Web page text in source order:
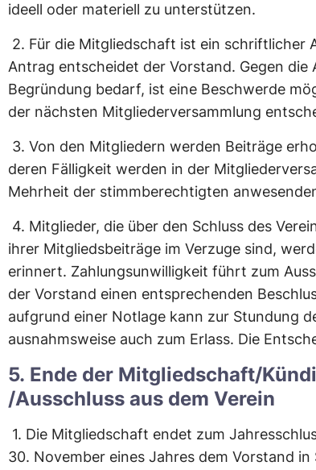
ideell oder materiell zu unterstützen.
2. Für die Mitgliedschaft ist ein schriftlicher
Antrag entscheidet der Vorstand. Gegen die
Begründung bedarf, ist eine Beschwerde
der nächsten Mitgliederversammlung
3. Von den Mitgliedern werden Beiträge
deren Fälligkeit werden in der
Mehrheit der stimmberechtigten
4. Mitglieder, die über den Schluss des
ihrer Mitgliedsbeiträge im Verzuge sind,
erinnert. Zahlungsunwilligkeit führt zum
der Vorstand einen entsprechenden
aufgrund einer Notlage kann zur Stundung
ausnahmsweise auch zum Erlass. Die
5. Ende der Mitgliedschaft/
/Ausschluss aus dem Verein
1. Die Mitgliedschaft endet zum
30. November eines Jahres dem Vorstand